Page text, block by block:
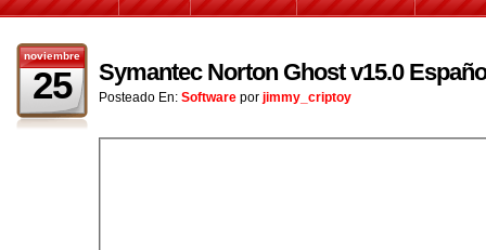
noviembre
25 Symantec Norton Ghost v15.0
Posteado En: Software por jimmy_criptoy